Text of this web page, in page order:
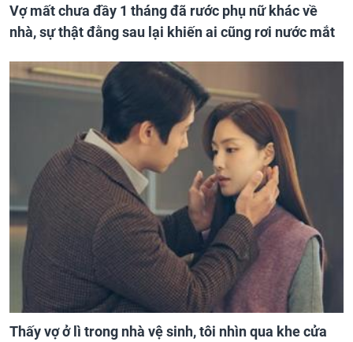
Vợ mất chưa đầy 1 tháng đã rước phụ nữ khác về
nhà, sự thật đằng sau lại khiến ai cũng rơi nước mắt
Thấy vợ ở lì trong nhà vệ sinh, tôi nhìn qua khe cửa